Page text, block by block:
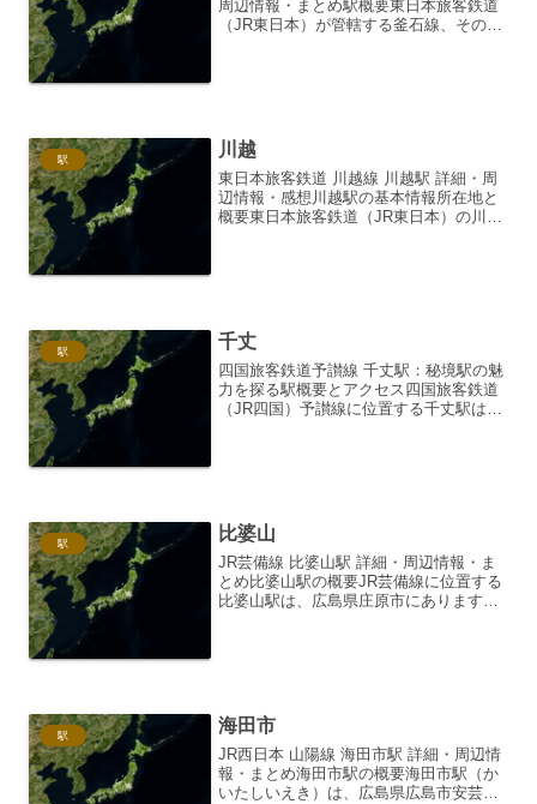
周辺情報・まとめ駅概要東日本旅客鉄道
（JR東日本）が管轄する釜石線、その中
駅 川越
東日本旅客鉄道 川越線 川越駅 詳細・周
辺情報・感想川越駅の基本情報所在地と
概要東日本旅客鉄道（JR東日本）の川越
駅 千丈
四国旅客鉄道予讃線 千丈駅：秘境駅の魅
力を探る駅概要とアクセス四国旅客鉄道
（JR四国）予讃線に位置する千丈駅は、
駅 比婆山
JR芸備線 比婆山駅 詳細・周辺情報・ま
とめ比婆山駅の概要JR芸備線に位置する
比婆山駅は、広島県庄原市にあります。
駅 海田市
JR西日本 山陽線 海田市駅 詳細・周辺情
報・まとめ海田市駅の概要海田市駅（か
いたしいえき）は、広島県広島市安芸区